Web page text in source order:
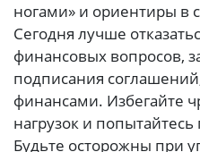
ногами» и ориентиры в
Сегодня лучше
финансовых вопросов,
подписания
финансами. Избегайте
нагрузок и
Будьте осторожны при